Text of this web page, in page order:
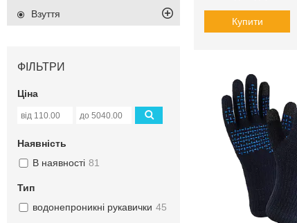
Купити
Взуття
ФІЛЬТРИ
Ціна
Наявність
В наявності 81
Тип
водонепроникні рукавички 45